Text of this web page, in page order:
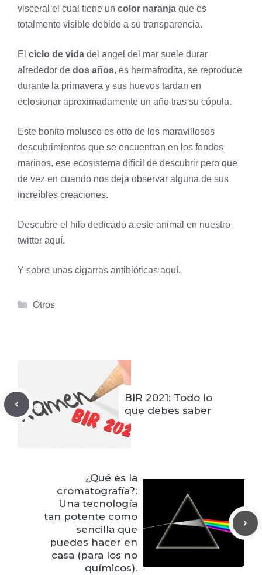
visceral el cual tiene un color naranja que es
totalmente visible debido a su transparencia.
El ciclo de vida del angel del mar suele durar
alrededor de dos años, es hermafrodita, se reproduce
durante la primavera y sus huevos tardan en
eclosionar aproximadamente un año tras su cópula.
Este bonito molusco es otro de los maravillosos
descubrimientos que se encuentran en los fondos
marinos, ese ecosistema difícil de descubrir pero que
de vez en cuando nos deja observar alguna de sus
increíbles creaciones.
Descubre el hilo dedicado a este animal en nuestro
twitter aquí.
Y sobre unas cigarras antibióticas aquí.
Categorías
Otros
BIR 2021: Todo lo
que debes saber
¿Qué es la
cromatografía?:
Una tecnología
tan potente como
sencilla que
puedes hacer en
casa (para los no
químicos).